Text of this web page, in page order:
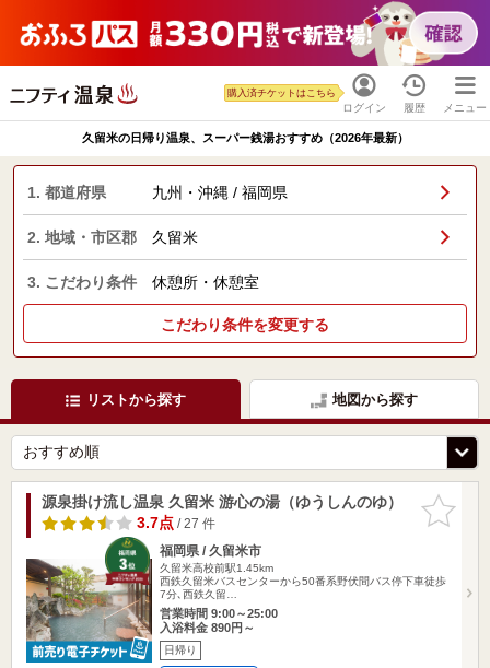
ログイン
購入済チケットはこちら
履歴 メニュー
久留米の日帰り温泉、スーパー銭湯おすすめ（2026年最新）
1. 都道府県 九州・沖縄 / 福岡県
2. 地域・市区郡 久留米
3. こだわり条件 休憩所・休憩室
こだわり条件を変更する
リストから探す 地図から探す
お気に入
りに追加
源泉掛け流し温泉 久留米 游心の湯（ゆうしんのゆ）
3.7点/ 27 件
福岡県 / 久留米市
久留米高校前駅1.45km
西鉄久留米バスセンターから50番系野伏間バス停下車徒歩
7分､西鉄久留…
営業時間 9:00～25:00
入浴料金 890円～
日帰り